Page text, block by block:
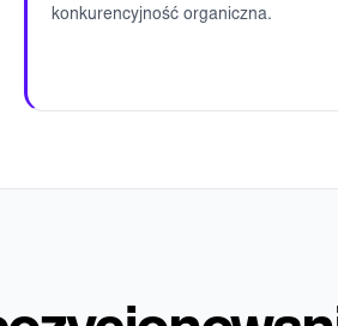
konkurencyjność organiczna.